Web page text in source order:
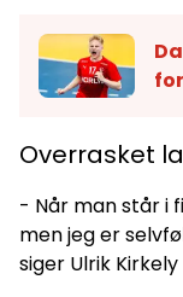
Overrasket
- Når man står i
men jeg er
siger Ulrik